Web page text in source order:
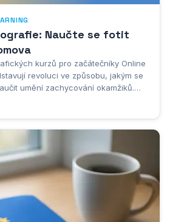
Naučte se fotit
kurzů pro začátečníky Online
revoluci ve způsobu, jakým se
umění zachycování okamžiků.
výhod těchto kurzů je jejich